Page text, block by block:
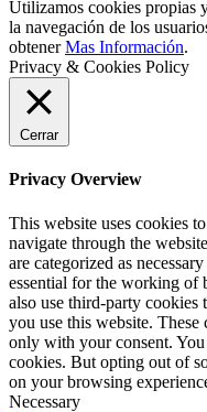
Utilizamos cookies propias
la navegación de los
obtenerMas Información.
Privacy & Cookies Policy
Cerrar
Privacy Overview
This website uses cookies
navigate through the
are categorized as
essential for the working of
also use third-party cookies
you use this website.
only with your consent.
cookies. But opting out of
on your browsing
Necessary